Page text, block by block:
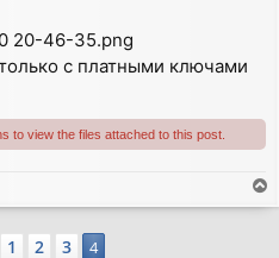
20-46-35.png
с платными ключами
to view the files attached to this post.
o
Previous
1 2 3 4